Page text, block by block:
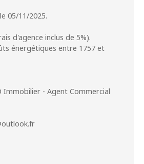
05/11/2025.
d'agence inclus de 5%).
énergétiques entre 1757 et
Immobilier - Agent Commercial